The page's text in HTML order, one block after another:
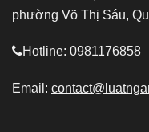
phường Võ Thị Sáu,
Hotline: 0981176858
Email: